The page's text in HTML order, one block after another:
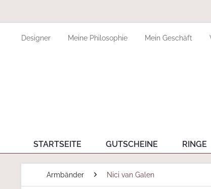
Designer Meine Philosophie Mein Geschäft
STARTSEITE GUTSCHEINE RINGE
Armbänder Nici van Galen